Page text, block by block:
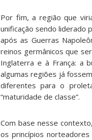
Por fim, a região que
unificação sendo liderado
após as Guerras
reinos germânicos que
Inglaterra e à França: a
algumas regiões já
diferentes para o
“maturidade de classe”.
Com base nesse
os princípios